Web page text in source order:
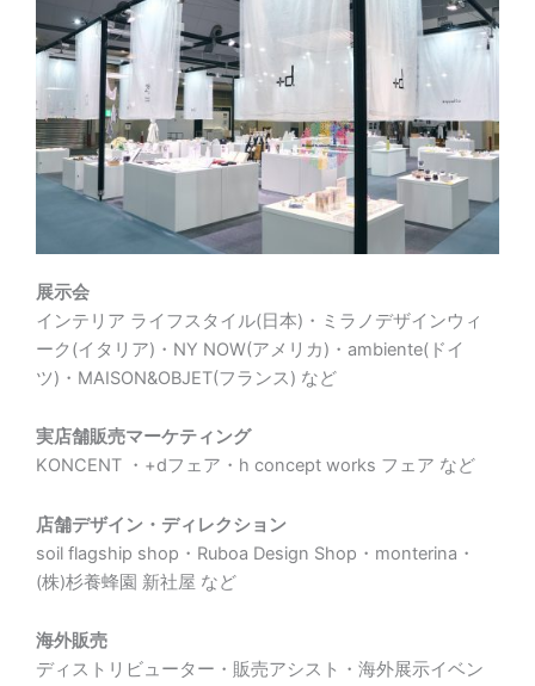
展示会
インテリア ライフスタイル(日本)・ミラノデザインウィ
ーク(イタリア)・NY NOW(アメリカ)・ambiente(ドイ
ツ)・MAISON&OBJET(フランス) など
実店舗販売マーケティング
KONCENT ・+dフェア・h concept works フェア など
店舗デザイン・ディレクション
soil flagship shop・Ruboa Design Shop・monterina・
(株)杉養蜂園 新社屋 など
海外販売
ディストリビューター・販売アシスト・海外展示イベン